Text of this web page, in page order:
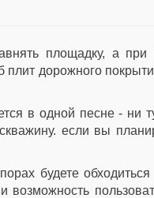
площадку, а при
плит дорожного
в одной песне - ни
если вы
будете